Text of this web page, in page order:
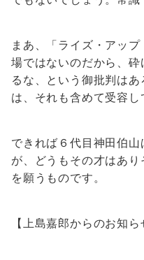
まあ、「ライズ・アッ
場ではないのだから、
るな、という御批判は
は、それも含めて受容し
できれば６代目神田伯
が、どうもその才はあ
を願うものです。
【上島嘉郎からのお知ら